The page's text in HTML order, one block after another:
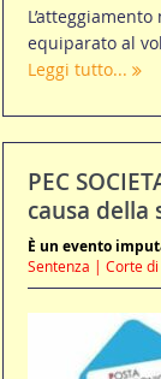
equiparato al
Leggi tutto...
PEC
causa della
È un evento
Sentenza | Corte